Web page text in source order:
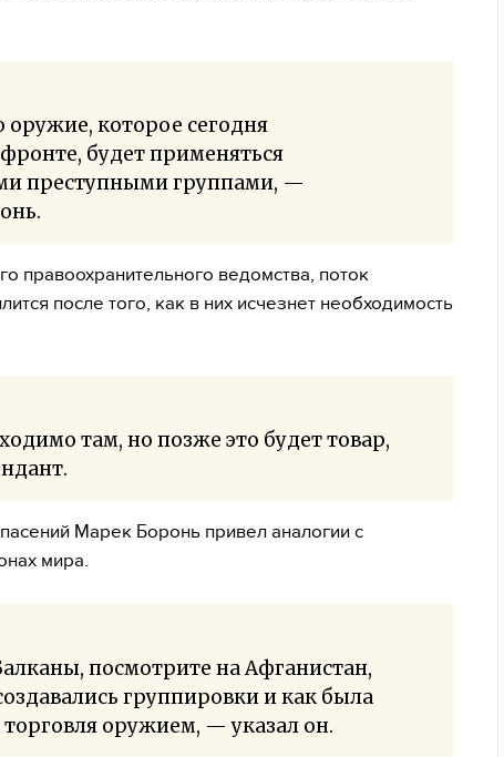
которое сегодня
будет применяться
преступными группами, —
правоохранительного ведомства, поток
после того, как в них исчезнет необходимость
там, но позже это будет товар,
Марек Боронь привел аналогии с
мира.
посмотрите на Афганистан,
группировки и как была
оружием, — указал он.